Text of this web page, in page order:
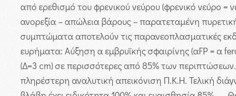
από ερεθισμό του φρενικού νεύρου (φρενικό νεύρο
ανορεξία – απώλεια βάρους – παρατεταμένη
συμπτώματα αποτελούν τις παρανεοπλασματικές
ευρήματα: Αύξηση α εμβρυϊκής σφαιρίνης (αFP = α
(Δ=3 cm) σε περισσότερες από 85% των περιπτώσεων.
πληρέστερη αναλυτική απεικόνιση Π.Κ.Η. Τελική